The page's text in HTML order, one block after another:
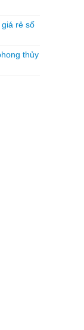
rẻ số
thủy